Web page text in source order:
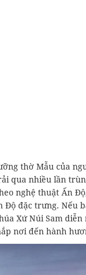
thờ Mẫu của
qua nhiều lần
nghệ thuật Ấn
đặc trưng. Nếu
Xứ Núi Sam
nơi đến hành